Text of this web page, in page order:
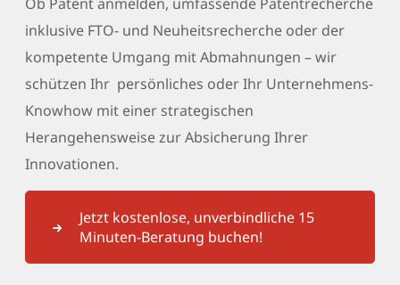
inklusive FTO- und Neuheitsrecherche oder der
kompetente Umgang mit Abmahnungen – wir
schützen Ihr persönliches oder Ihr Unternehmens-
Knowhow mit einer strategischen
Herangehensweise zur Absicherung Ihrer
Innovationen.
Jetzt kostenlose, unverbindliche 15
Minuten-Beratung buchen!